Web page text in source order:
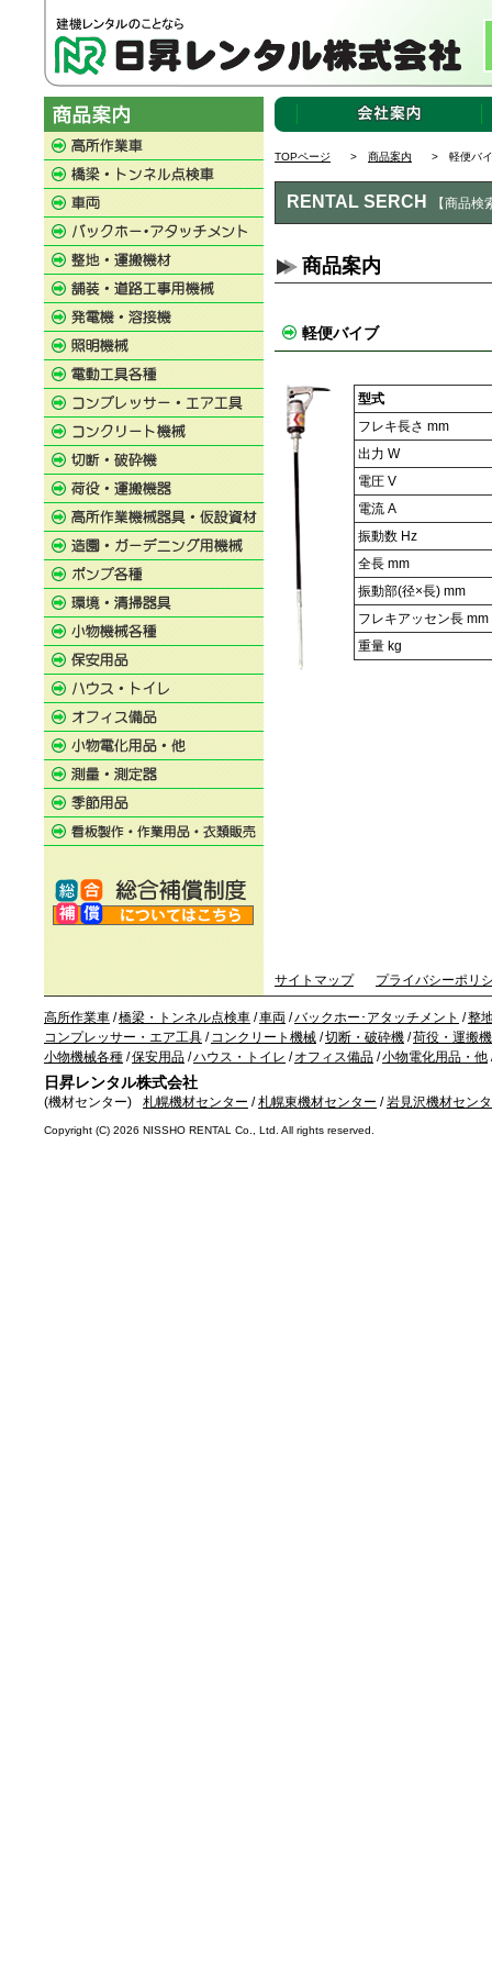
TOPページ > 商品案内 > 軽便バ
RENTAL SERCH 【商品検
商品案内
軽便バイブ
型式
フレキ長さ mm
出力 W
電圧 V
電流 A
振動数 Hz
全長 mm
振動部(径×長) mm
フレキアッセン長 mm
重量 kg
サイトマップ プライバシーポリ
高所作業車 /橋梁・トンネル点検車 /車両 /バックホー･アタッチメント /整
コンプレッサー・エア工具 / コンクリート機械 /切断・破砕機 /荷役・運搬
小物機械各種 /保安用品 /ハウス・トイレ / オフィス備品 /小物電化用品・他
日昇レンタル株式会社
(機材センター) 札幌機材センター /札幌東機材センター /岩見沢機材セン
Copyright (C) 2026 NISSHO RENTAL Co., Ltd. All rights reserved.